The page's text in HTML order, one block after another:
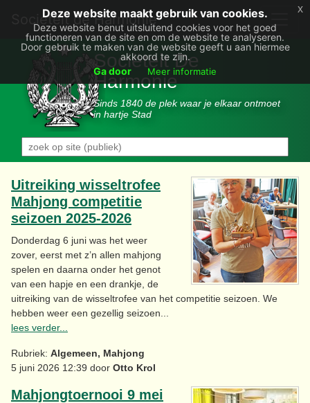
Deze website maakt gebruik van cookies.
Deze website benut uitsluitend cookies voor het goed
functioneren van de site en om de website te analyseren.
Door gebruik te maken van de website geeft u aan hiermee
akkoord te zijn.
Ga door
Meer informatie
x
Societëit de Harmonie
Sociëteit De
Harmonie
Sinds 1840 de plek waar je elkaar ontmoet
in hartje Stad
Uitreiking wisseltrofee
Mahjong competitie
seizoen 2025-2026
Donderdag 6 juni was het weer
zover, eerst met z’n allen mahjong
spelen en daarna onder het genot
van een hapje en een drankje, de
uitreiking van de wisseltrofee van het competitie seizoen. We
hebben weer een gezellig seizoen...
lees verder...
Rubriek: Algemeen, Mahjong
5 juni 2026 12:39 door Otto Krol
Mahjongtoernooi 9 mei